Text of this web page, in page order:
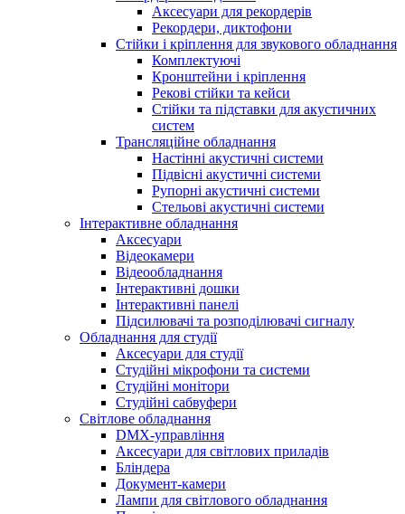
Аксесуари для рекордерів
Рекордери, диктофони
Стійки і кріплення для звукового обладнання
Комплектуючі
Кронштейни і кріплення
Рекові стійки та кейси
Стійки та підставки для акустичних
систем
Трансляційне обладнання
Настінні акустичні системи
Підвісні акустичні системи
Рупорні акустичні системи
Стельові акустичні системи
Інтерактивне обладнання
Аксесуари
Відеокамери
Відеообладнання
Інтерактивні дошки
Інтерактивні панелі
Підсилювачі та розподілювачі сигналу
Обладнання для студії
Аксесуари для студії
Студійні мікрофони та системи
Студійні монітори
Студійні сабвуфери
Світлове обладнання
DMX-управління
Аксесуари для світлових приладів
Бліндера
Документ-камери
Лампи для світлового обладнання